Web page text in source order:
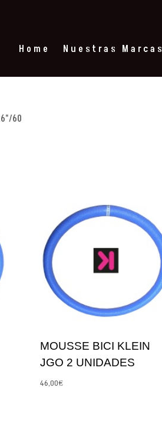
Home Nuestras Marcas
60
MOUSSE BICI KLEIN
JGO 2 UNIDADES
46,00€